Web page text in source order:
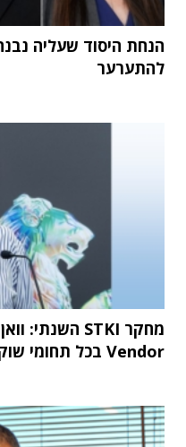
הנחת היסוד שעליה
להתערער
Vendor בכל תחומי שוק ה-IT